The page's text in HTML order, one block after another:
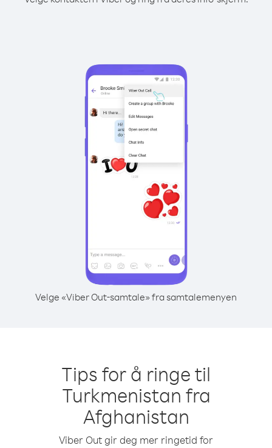
Velge «Viber Out-samtale» fra samtalemenyen
Tips for å ringe til
Turkmenistan fra
Afghanistan
Viber Out gir deg mer ringetid for